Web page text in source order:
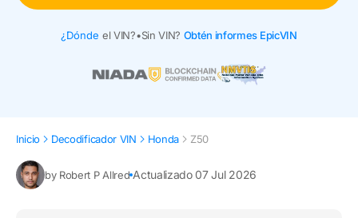
¿Dónde el VIN?•Sin VIN? Obtén informes EpicVIN
Inicio Decodificador VIN Honda Z50
by Robert P Allred Actualizado 07 Jul 2026